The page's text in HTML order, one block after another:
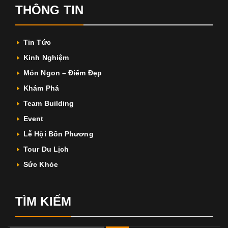
THÔNG TIN
Tin Tức
Kinh Nghiệm
Món Ngon – Điểm Đẹp
Khám Phá
Team Building
Event
Lễ Hội Bốn Phương
Tour Du Lịch
Sức Khỏe
TÌM KIẾM